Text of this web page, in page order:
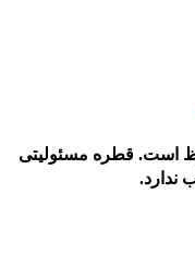
قطره مسئولیتی